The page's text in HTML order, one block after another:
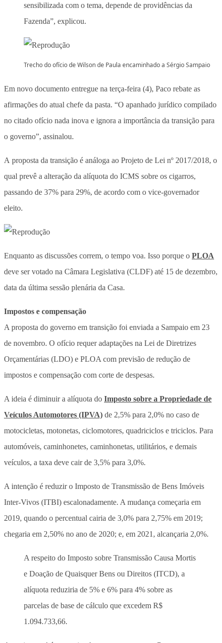
sensibilizada com o tema, depende de providências da
Fazenda”, explicou.
Trecho do ofício de Wilson de Paula encaminhado a Sérgio Sampaio
Em novo documento entregue na terça-feira (4), Paco rebate as
afirmações do atual chefe da pasta. “O apanhado jurídico compilado
no citado ofício nada inova e ignora a importância da transição para
o governo”, assinalou.
A proposta da transição é análoga ao Projeto de Lei nº 2017/2018, o
qual prevê a alteração da alíquota do ICMS sobre os cigarros,
passando de 37% para 29%, de acordo com o vice-governador
eleito.
Enquanto as discussões correm, o tempo voa. Isso porque o PLOA
deve ser votado na Câmara Legislativa (CLDF) até 15 de dezembro,
data da última sessão plenária da Casa.
Impostos e compensação
A proposta do governo em transição foi enviada a Sampaio em 23
de novembro. O ofício requer adaptações na Lei de Diretrizes
Orçamentárias (LDO) e PLOA com previsão de redução de
impostos e compensação com corte de despesas.
A ideia é diminuir a alíquota do Imposto sobre a Propriedade de
Veículos Automotores (IPVA) de 2,5% para 2,0% no caso de
motocicletas, motonetas, ciclomotores, quadriciclos e triciclos. Para
automóveis, caminhonetes, caminhonetas, utilitários, e demais
veículos, a taxa deve cair de 3,5% para 3,0%.
A intenção é reduzir o Imposto de Transmissão de Bens Imóveis
Inter-Vivos (ITBI) escalonadamente. A mudança começaria em
2019, quando o percentual cairia de 3,0% para 2,75% em 2019;
chegaria em 2,50% no ano de 2020; e, em 2021, alcançaria 2,0%.
A respeito do Imposto sobre Transmissão Causa Mortis
e Doação de Quaisquer Bens ou Direitos (ITCD), a
alíquota reduziria de 5% e 6% para 4% sobre as
parcelas de base de cálculo que excedem R$
1.094.733,66.